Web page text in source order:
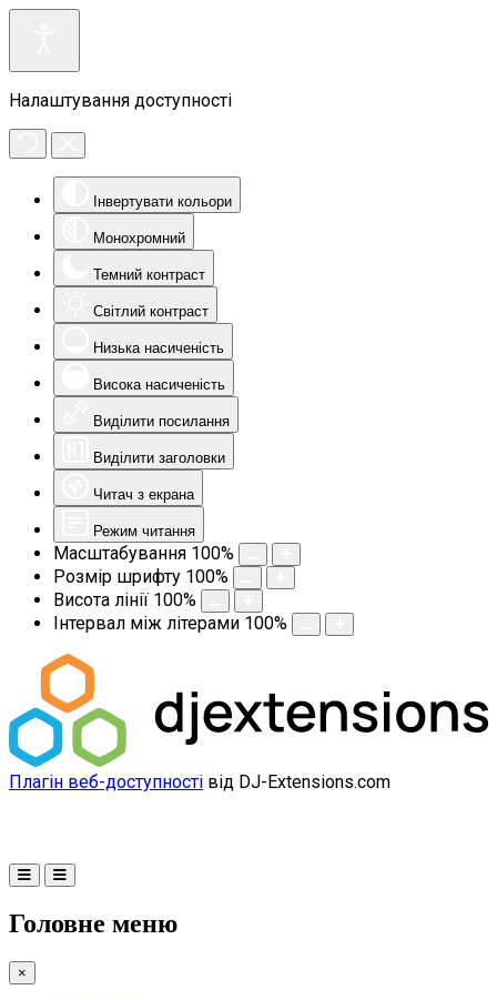
Налаштування доступності
Інвертувати кольори
Монохромний
Темний контраст
Світлий контраст
Низька насиченість
Висока насиченість
Виділити посилання
Виділити заголовки
Читач з екрана
Режим читання
Масштабування 100%
Розмір шрифту 100%
Висота лінії 100%
Інтервал між літерами 100%
Плагін веб-доступності від DJ-Extensions.com
Головне меню
×